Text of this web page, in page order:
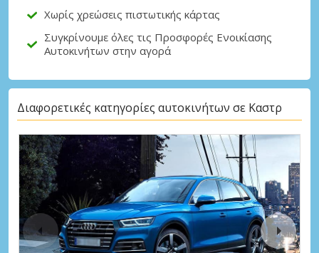
Χωρίς χρεώσεις πιστωτικής κάρτας
Συγκρίνουμε όλες τις Προσφορές Ενοικίασης
Αυτοκινήτων στην αγορά
Διαφορετικές κατηγορίες αυτοκινήτων σε Καστρ